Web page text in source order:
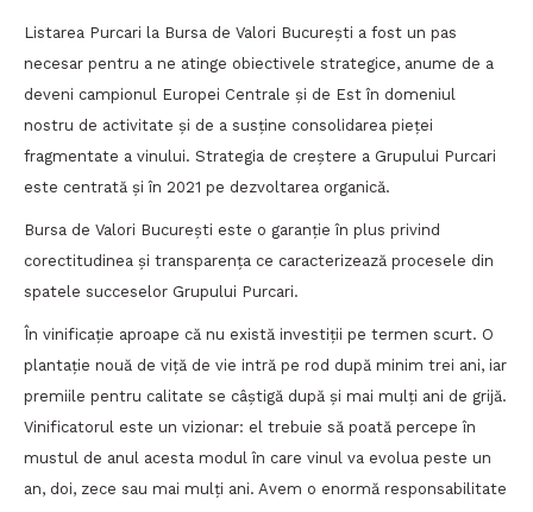
Listarea Purcari la Bursa de Valori Bucureşti a fost un pas
necesar pentru a ne atinge obiectivele strategice, anume de a
deveni campionul Europei Centrale şi de Est în domeniul
nostru de activitate şi de a susţine consolidarea pieţei
fragmentate a vinului. Strategia de creştere a Grupului Purcari
este centrată şi în 2021 pe dezvoltarea organică.
Bursa de Valori București este o garanție în plus privind
corectitudinea și transparența ce caracterizează procesele din
spatele succeselor Grupului Purcari.
În vinificație aproape că nu există investiții pe termen scurt. O
plantație nouă de viță de vie intră pe rod după minim trei ani, iar
premiile pentru calitate se câștigă după și mai mulți ani de grijă.
Vinificatorul este un vizionar: el trebuie să poată percepe în
mustul de anul acesta modul în care vinul va evolua peste un
an, doi, zece sau mai mulți ani. Avem o enormă responsabilitate